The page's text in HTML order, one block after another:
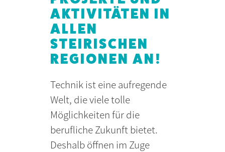
AKTIVITÄTEN IN
ALLEN
STEIRISCHEN
REGIONEN AN!
Technik ist eine aufregende
Welt, die viele tolle
Möglichkeiten für die
berufliche Zukunft bietet.
Deshalb öffnen im Zuge